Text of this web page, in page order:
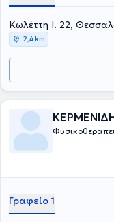
Κωλέττη Ι. 22,
2,4 km
Γραφείο 1